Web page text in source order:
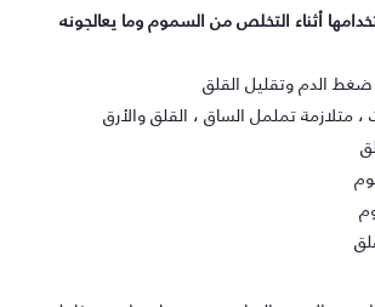
أثناء التخلص من السموم وما يعالجونه
الدم وتقليل القلق
متلازمة تململ الساق ، القلق والأرق